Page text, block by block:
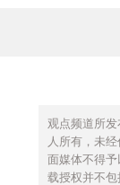
观点频道所
人所有，未
面媒体不得
载授权并不包